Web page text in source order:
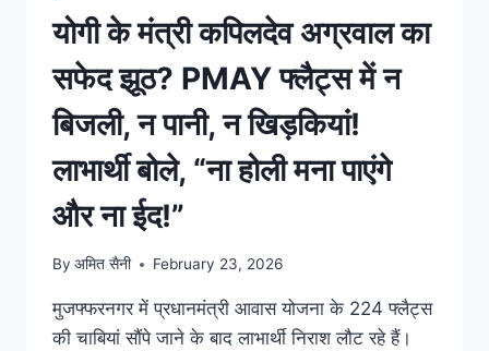
योगी के मंत्री कपिलदेव अग्रवाल का
सफेद झूठ? PMAY फ्लैट्स में न
बिजली, न पानी, न खिड़कियां!
लाभार्थी बोले, “ना होली मना पाएंगे
और ना ईद!”
By अमित सैनी February 23, 2026
मुजफ्फरनगर में प्रधानमंत्री आवास योजना के 224 फ्लैट्स
की चाबियां सौंपे जाने के बाद लाभार्थी निराश लौट रहे हैं।